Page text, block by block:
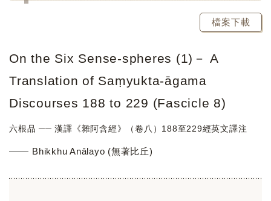
檔案下載
On the Six Sense-spheres (1)－ A
Translation of Saṃyukta-āgama
Discourses 188 to 229 (Fascicle 8)
六根品 ── 漢譯《雜阿含經》（卷八）188至229經英文譯注
Bhikkhu Anālayo (無著比丘)